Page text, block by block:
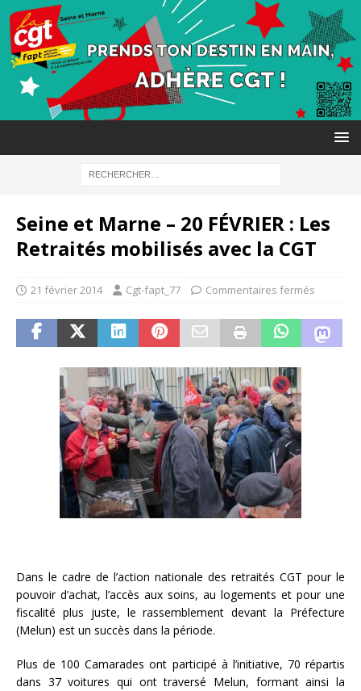
Seine et Marne – 20 FÉVRIER : Les
Retraités mobilisés avec la CGT
21 février 2014 Cgt-fapt_77 Commentaires fermés
Dans le cadre de l’action nationale des retraités CGT pour le
pouvoir d’achat, l’accès aux soins, au logements et pour une
fiscalité plus juste, le rassemblement devant la Préfecture
(Melun) est un succès dans la période.
Plus de 100 Camarades ont participé à l’initiative, 70 répartis
dans 37 voitures qui ont traversé Melun, formant ainsi la